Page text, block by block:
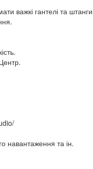
важкі гантелі та
навантаження та ін.